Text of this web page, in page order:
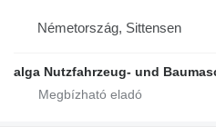
Németország, Sittensen